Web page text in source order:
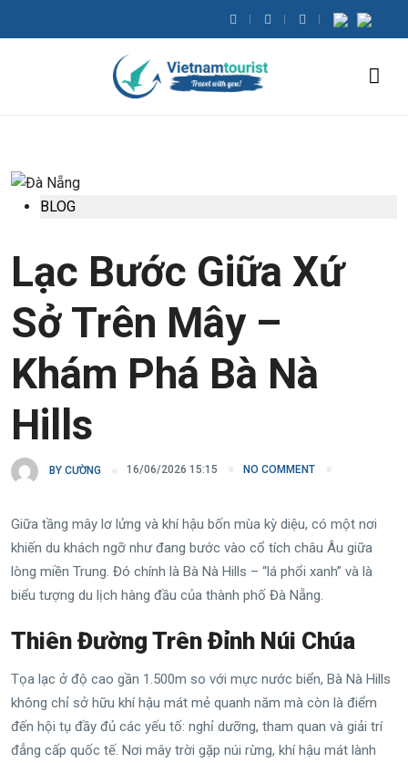
BLOG
Lạc Bước Giữa Xứ
Sở Trên Mây –
Khám Phá Bà Nà
Hills
BY CƯỜNG 16/06/2026 15:15 NO COMMENT
Giữa tầng mây lơ lửng và khí hậu bốn mùa kỳ diệu, có một nơi
khiến du khách ngỡ như đang bước vào cổ tích châu Âu giữa
lòng miền Trung. Đó chính là Bà Nà Hills – “lá phổi xanh” và là
biểu tượng du lịch hàng đầu của thành phố Đà Nẵng.
Thiên Đường Trên Đỉnh Núi Chúa
Tọa lạc ở độ cao gần 1.500m so với mực nước biển, Bà Nà Hills
không chỉ sở hữu khí hậu mát mẻ quanh năm mà còn là điểm
đến hội tụ đầy đủ các yếu tố: nghỉ dưỡng, tham quan và giải trí
đẳng cấp quốc tế. Nơi mây trời gặp núi rừng, khí hậu mát lành